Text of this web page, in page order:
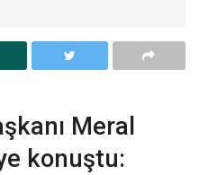
Meral
konuştu: